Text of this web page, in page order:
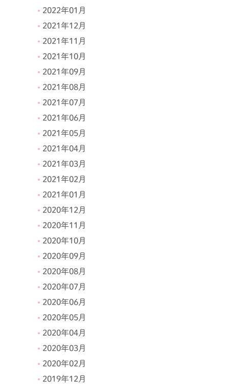
2022年01月
2021年12月
2021年11月
2021年10月
2021年09月
2021年08月
2021年07月
2021年06月
2021年05月
2021年04月
2021年03月
2021年02月
2021年01月
2020年12月
2020年11月
2020年10月
2020年09月
2020年08月
2020年07月
2020年06月
2020年05月
2020年04月
2020年03月
2020年02月
2019年12月